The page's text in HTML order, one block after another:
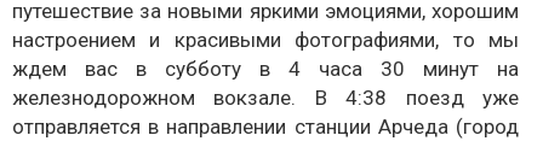
путешествие за новыми яркими эмоциями, хорошим
настроением и красивыми фотографиями, то мы
ждем вас в субботу в 4 часа 30 минут на
железнодорожном вокзале. В 4:38 поезд уже
отправляется в направлении станции Арчеда (город